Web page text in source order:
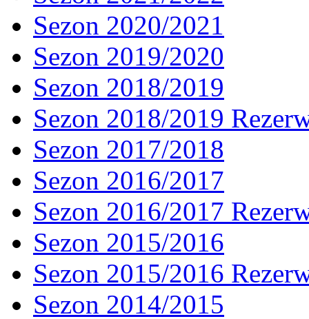
Sezon 2020/2021
Sezon 2019/2020
Sezon 2018/2019
Sezon 2018/2019
Sezon 2017/2018
Sezon 2016/2017
Sezon 2016/2017
Sezon 2015/2016
Sezon 2015/2016
Sezon 2014/2015